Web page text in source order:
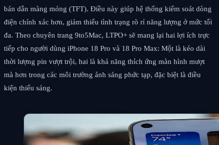
bán dẫn màng mỏng (TFT). Điều này giúp hệ thống kiểm soát dòng
điện chính xác hơn, giảm thiểu tình trạng rò rỉ năng lượng ở mức tối
đa. Theo chuyên trang 9to5Mac, LTPO+ sẽ mang lại hai lợi ích trực
tiếp cho người dùng iPhone 18 Pro và 18 Pro Max: Một là kéo dài
thời lượng pin vượt trội, hai là khả năng thích ứng màn hình mượt
mà hơn trong các môi trường ánh sáng phức tạp, đặc biệt là điều
kiện thiếu sáng.